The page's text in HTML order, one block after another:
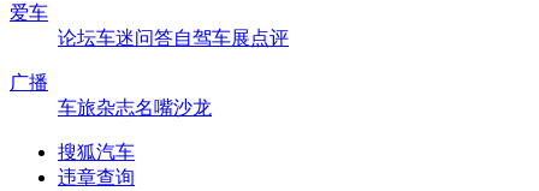
爱车
论坛车迷问答自驾车展点评
广播
车旅杂志名嘴沙龙
搜狐汽车
违章查询